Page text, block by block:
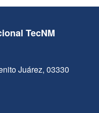
TecNM
Juárez, 03330